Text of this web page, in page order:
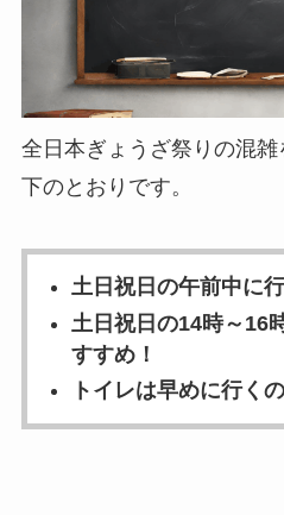
全日本ぎょうざ祭りの混
下のとおりです。
土日祝日の午前中に
土日祝日の14時～16
すすめ！
トイレは早めに行く